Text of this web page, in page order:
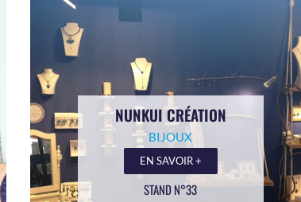
NUNKUI CRÉATION
BIJOUX
EN SAVOIR +
STAND N°33